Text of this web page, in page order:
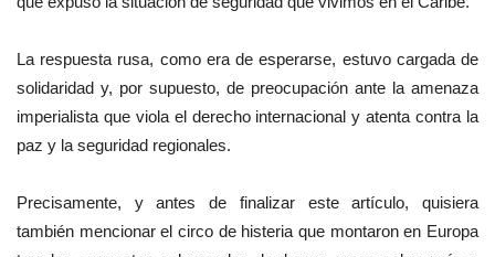
La respuesta rusa, como era de esperarse, estuvo cargada de
solidaridad y, por supuesto, de preocupación ante la amenaza
imperialista que viola el derecho internacional y atenta contra la
paz y la seguridad regionales.
Precisamente, y antes de finalizar este artículo, quisiera
también mencionar el circo de histeria que montaron en Europa